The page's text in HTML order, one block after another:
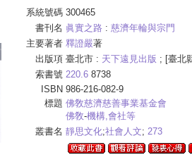
系統號碼 300465
書刊名 眞實之路 : 慈濟年輪與宗門
主要著者 釋證嚴著
出版項 臺北市 : 天下遠見出版 ; [臺北
索書號 220.6 8738
ISBN 986-216-082-9
標題 佛敎慈濟慈善事業基金會
佛敎-機構,會社等
叢書名 靜思文化;社會人文; 273